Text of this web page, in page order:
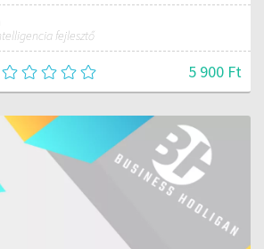
fejlesztő
5 900 Ft